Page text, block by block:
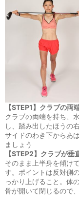
【STEP1】クラブの両
クラブの両端を持ち、
し、踏み出したほうの
サイドのわき下からあ
ましょう
【STEP2】クラブが垂
そのまま上半身を傾け
す。ポイントは反対側
っかり上げること。体
骨が開いて閉じるので